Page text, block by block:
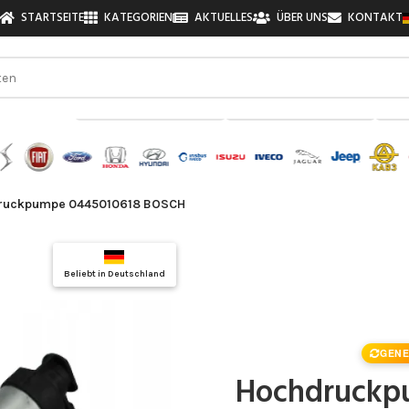
STARTSEITE KATEGORIEN AKTUELLES ÜBER UNS KONTAKT
finden!
0445010618 BOSCH
Beliebt in Deutschland